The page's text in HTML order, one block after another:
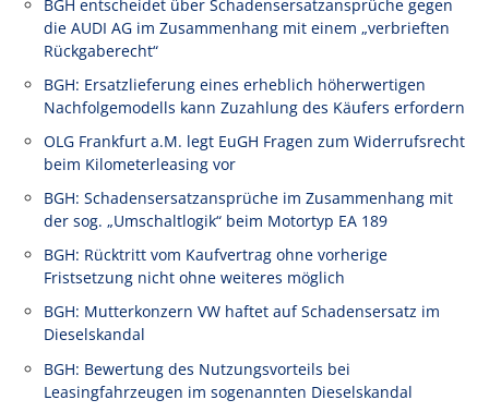
BGH entscheidet über Schadensersatzansprüche gegen
die AUDI AG im Zusammenhang mit einem „verbrieften
Rückgaberecht“
BGH: Ersatzlieferung eines erheblich höherwertigen
Nachfolgemodells kann Zuzahlung des Käufers erfordern
OLG Frankfurt a.M. legt EuGH Fragen zum Widerrufsrecht
beim Kilometerleasing vor
BGH: Schadensersatzansprüche im Zusammenhang mit
der sog. „Umschaltlogik“ beim Motortyp EA 189
BGH: Rücktritt vom Kaufvertrag ohne vorherige
Fristsetzung nicht ohne weiteres möglich
BGH: Mutterkonzern VW haftet auf Schadensersatz im
Dieselskandal
BGH: Bewertung des Nutzungsvorteils bei
Leasingfahrzeugen im sogenannten Dieselskandal